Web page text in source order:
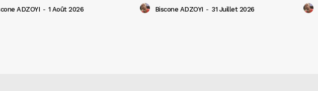
ADZOYI - 1 Août 2026 Biscone ADZOYI - 31 Juillet 2026